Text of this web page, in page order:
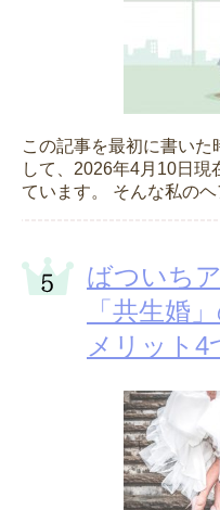
この記事を最初に書い
して、2026年4月10日現
ています。 そんな私の
ばついち
「共生婚
メリット4